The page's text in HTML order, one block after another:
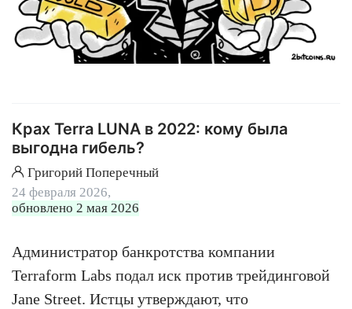
Крах Terra LUNA в 2022: кому была
выгодна гибель?
Григорий Поперечный
24 февраля 2026,
обновлено 2 мая 2026
Администратор банкротства компании
Terraform Labs подал иск против трейдинговой
Jane Street. Истцы утверждают, что